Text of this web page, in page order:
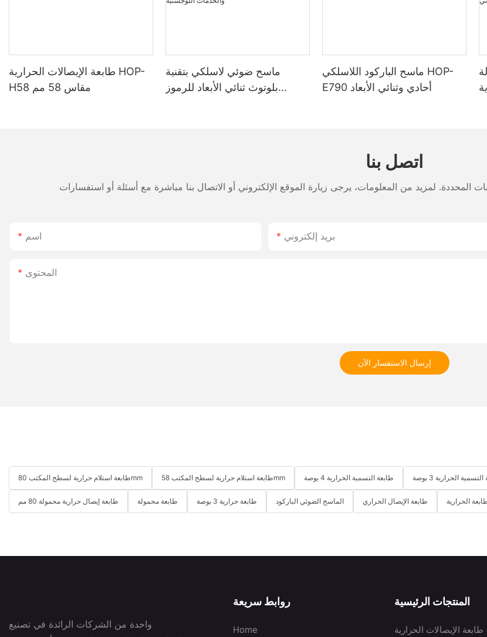
طابعة الإيصالات الحرارية HOP-
H58 مقاس 58 مم
ماسح ضوئي لاسلكي بتقنية
بلوتوث ثنائي الأبعاد للرموز
ماسح الباركود اللاسلكي HOP-
E790 أحادي وثنائي الأبعاد
اتصل بنا
اسم بريد إلكتروني
المحتوى
إرسال الاستفسار الآن
طابعة استلام حرارية لسطح المكتب 80mm طابعة استلام حرارية لسطح المكتب 58mm طابعة التسمية الحرارية 4 بوصة الحرارية 3 بوصة
طابعة إيصال حرارية محمولة 80 مم طابعة محمولة طابعة حرارية 3 بوصة الماسح الضوئي الباركود طابعة الإيصال الحراري الحرارية
واحدة من الشركات الرائدة في تصنيع
روابط سريعة
Home
المنتجات الرئيسية
طابعة الإيصالات الحرارية